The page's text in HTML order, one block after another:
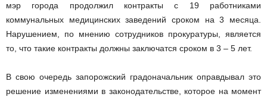
мэр города продолжил контракты с 19 работниками
коммунальных медицинских заведений сроком на 3 месяца.
Нарушением, по мнению сотрудников прокуратуры, является
то, что такие контракты должны заключатся сроком в 3 – 5 лет.
В свою очередь запорожский градоначальник оправдывал это
решение изменениями в законодательстве, которое на момент